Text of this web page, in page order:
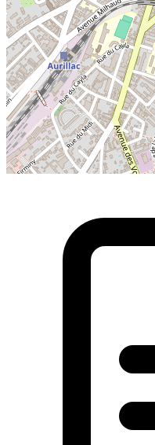
Localisation en cours...